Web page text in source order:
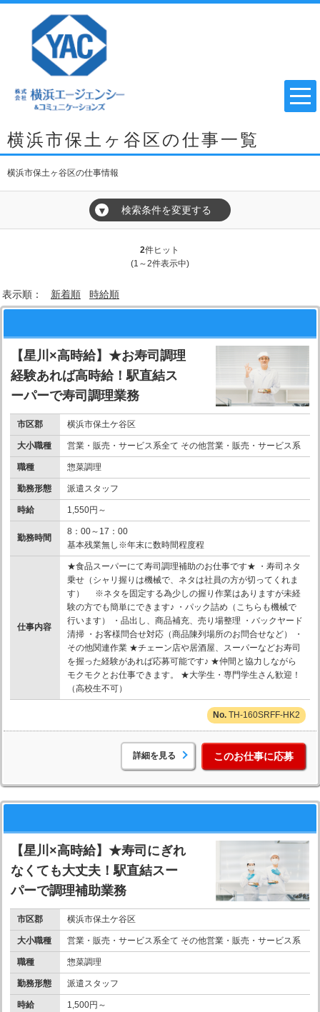
横浜市保土ヶ谷区の仕事一覧
横浜市保土ヶ谷区の仕事情報
▼ 検索条件を変更する
2件ヒット
(1～2件表示中)
表示順： 新着順 時給順
【星川×高時給】★お寿司調理
経験あれば高時給！駅直結ス
ーパーで寿司調理業務
市区郡 横浜市保土ケ谷区
大小職種 営業・販売・サービス系全て その他営業・販売・サービス系
職種 惣菜調理
勤務形態 派遣スタッフ
時給 1,550円～
勤務時間
8：00～17：00
基本残業無し※年末に数時間程度程
仕事内容
★食品スーパーにて寿司調理補助のお仕事です★ ・寿司ネタ
乗せ（シャリ握りは機械で、ネタは社員の方が切ってくれま
す） ※ネタを固定する為少しの握り作業はありますが未経
験の方でも簡単にできます♪ ・パック詰め（こちらも機械で
行います） ・品出し、商品補充、売り場整理 ・バックヤード
清掃 ・お客様問合せ対応（商品陳列場所のお問合せなど） ・
その他関連作業 ★チェーン店や居酒屋、スーパーなどお寿司
を握った経験があれば応募可能です♪ ★仲間と協力しながら
モクモクとお仕事できます。 ★大学生・専門学生さん歓迎！
（高校生不可）
TH-160SRFF-HK2
詳細を見る このお仕事に応募
【星川×高時給】★寿司にぎれ
なくても大丈夫！駅直結スー
パーで調理補助業務
市区郡 横浜市保土ケ谷区
大小職種 営業・販売・サービス系全て その他営業・販売・サービス系
職種 惣菜調理
勤務形態 派遣スタッフ
時給 1,500円～